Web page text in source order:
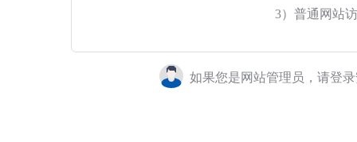
3）普通网站
如果您是网站管理员，请登